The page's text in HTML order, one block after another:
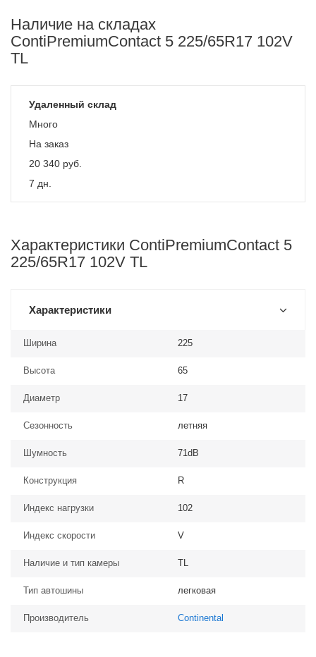
Наличие на складах
ContiPremiumContact 5 225/65R17 102V
TL
Удаленный склад
Много
На заказ
20 340 руб.
7 дн.
Характеристики ContiPremiumContact 5
225/65R17 102V TL
Характеристики
Ширина 225
Высота 65
Диаметр 17
Сезонность летняя
Шумность 71dB
Конструкция R
Индекс нагрузки 102
Индекс скорости V
Наличие и тип камеры TL
Тип автошины легковая
Производитель Continental